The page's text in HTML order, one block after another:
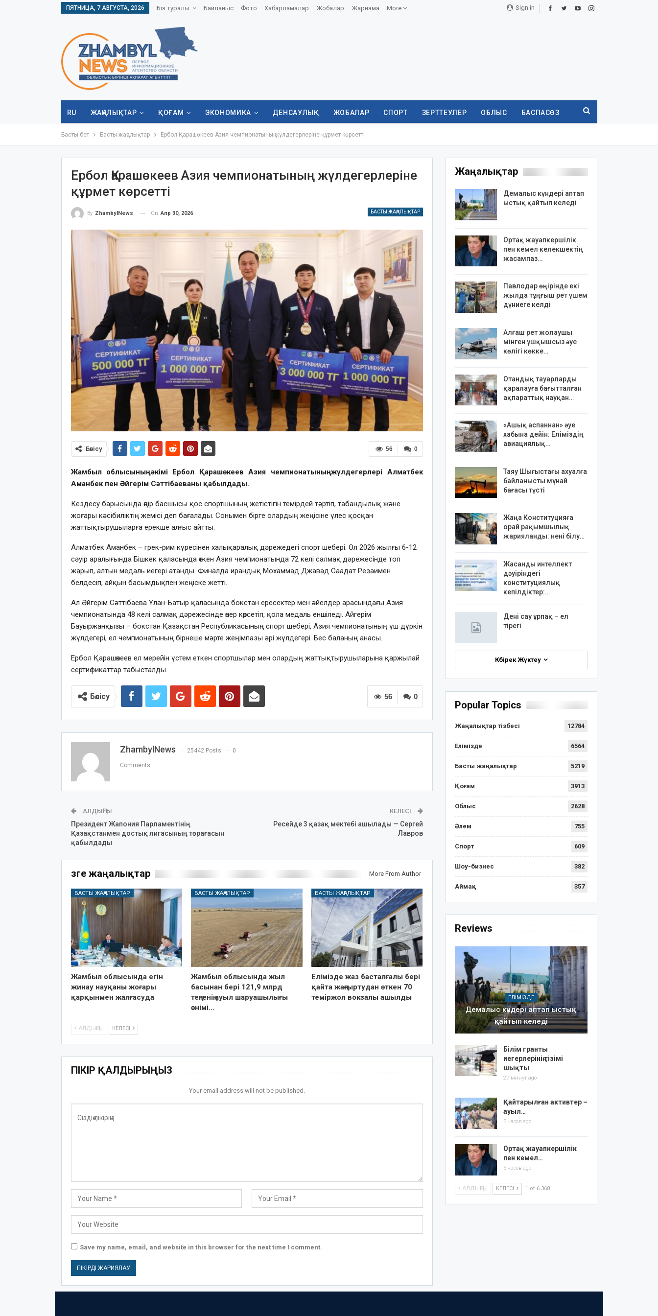
Sign in
ПЯТНИЦА, 7 АВГУСТА, 2026 Біз туралы Байланыс Фото Хабарламалар Жобалар Жарнама More
RU ЖАҢАЛЫҚТАР ҚОҒАМ ЭКОНОМИКА ДЕНСАУЛЫҚ ЖОБАЛАР СПОРТ ЗЕРТТЕУЛЕР ОБЛЫС БАСПАСӨЗ
Басты бет Басты жаңалықтар Ербол Қарашөкеев Азия чемпионатының жүлдегерлеріне құрмет көрсетті
Ербол Қарашөкеев Азия чемпионатының жүлдегерлеріне
құрмет көрсетті
БАСТЫ ЖАҢАЛЫҚТАР
By ZhambylNews On Апр 30, 2026
0
56
Бөлісу
Жамбыл облысының әкімі Ербол Қарашөкеев Азия чемпионатының жүлдегерлері Алматбек
Аманбек пен Әйгерім Сәттібаеваны қабылдады.
Кездесу барысында өңір басшысы қос спортшының жетістігін темірдей тәртіп, табандылық және
жоғары кәсібиліктің жемісі деп бағалады. Сонымен бірге олардың жеңісіне үлес қосқан
жаттықтырушыларға ерекше алғыс айтты.
Алматбек Аманбек – грек-рим күресінен халықаралық дәрежедегі спорт шебері. Ол 2026 жылғы 6-12
сәуір аралығында Бішкек қаласында өткен Азия чемпионатында 72 келі салмақ дәрежесінде топ
жарып, алтын медаль иегері атанды. Финалда ирандық Мохаммад Джавад Саадат Резаимен
белдесіп, айқын басымдықпен жеңіске жетті.
Ал Әйгерім Сәттібаева Ұлан-Батыр қаласында бокстан ересектер мен әйелдер арасындағы Азия
чемпионатында 48 келі салмақ дәрежесінде өнер көрсетіп, қола медаль еншіледі. Айгерім
Бауыржанқызы – бокстан Қазақстан Республикасының спорт шебері, Азия чемпионатының үш дүркін
жүлдегері, ел чемпионатының бірнеше мәрте жеңімпазы әрі жүлдегері. Бес баланың анасы.
Ербол Қарашөкеев ел мерейін үстем еткен спортшылар мен олардың жаттықтырушыларына қаржылай
сертификаттар табысталды.
0
56
Бөлісу
ZhambylNews 25442 Posts 0
Comments
АЛДЫҢҒЫ
Президент Жапония Парламентінің
Қазақстанмен достық лигасының төрағасын
қабылдады
КЕЛЕСІ
Ресейде 3 қазақ мектебі ашылады — Сергей
Лавров
Өзге жаңалықтар More From Author
БАСТЫ ЖАҢАЛЫҚТАР
Жамбыл облысында егін
жинау науқаны жоғары
қарқынмен жалғасуда
БАСТЫ ЖАҢАЛЫҚТАР
Жамбыл облысында жыл
басынан бері 121,9 млрд
теңгенің ауыл шаруашылығы
өнімі…
БАСТЫ ЖАҢАЛЫҚТАР
Елімізде жаз басталғалы бері
қайта жаңғыртудан өткен 70
теміржол вокзалы ашылды
АЛДЫҢҒЫ КЕЛЕСІ
ПІКІР ҚАЛДЫРЫҢЫЗ
Your email address will not be published.
Save my name, email, and website in this browser for the next time I comment.
Жаңалықтар
Демалыс күндері аптап
ыстық қайтып келеді
Ортақ жауапкершілік
пен кемел келекшектің
жасампаз…
Павлодар өңірінде екі
жылда тұңғыш рет үшем
дүниеге келді
Алғаш рет жолаушы
мінген ұшқышсыз әуе
көлігі көкке…
Отандық тауарларды
қаралауға бағытталған
ақпараттық науқан…
«Ашық аспаннан» әуе
хабына дейін: Еліміздің
авиациялық…
Таяу Шығыстағы ахуалға
байланысты мұнай
бағасы түсті
Жаңа Конституцияға
орай рақымшылық
жарияланды: нені білу…
Жасанды интеллект
дәуіріндегі
конституциялық
кепілдіктер:…
Дені сау ұрпақ – ел
тірегі
Көбірек Жүктеу
Popular Topics
Жаңалықтар тізбесі 12784
Елімізде 6564
Басты жаңалықтар 5219
Қоғам 3913
Облыс 2628
Әлем 755
Спорт 609
Шоу-бизнес 382
Аймақ 357
Reviews
ЕЛІМІЗДЕ
Демалыс күндері аптап ыстық
қайтып келеді
Білім гранты
иегерлерінің тізімі
шықты
27 минут ago
Қайтарылған активтер –
ауыл…
5 часов ago
Ортақ жауапкершілік
пен кемел…
5 часов ago
АЛДЫҢҒЫ КЕЛЕСІ 1 of 6 368